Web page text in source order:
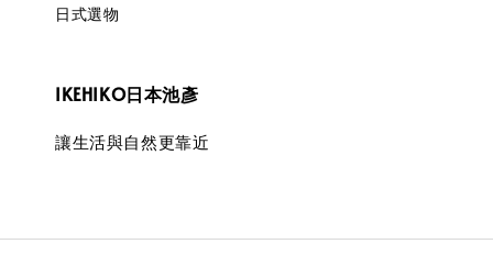
日式選物
IKEHIKO日本池彥
讓生活與自然更靠近